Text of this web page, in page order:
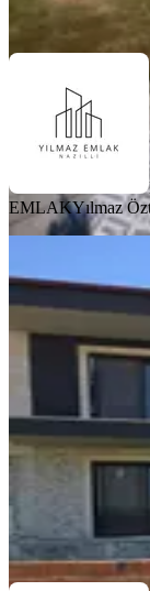
EMLAKYılmaz
REMAX COOL
Ara